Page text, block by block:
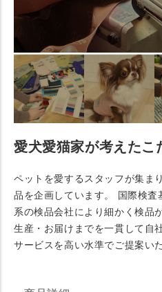
愛犬愛猫家が考えたこ
ペットを愛するスタッフが集ま
品を企画しています。 国際検査
系の検品会社により細かく検品
生産・お届けまでを一貫して自
サービスを高い水準でご提案い